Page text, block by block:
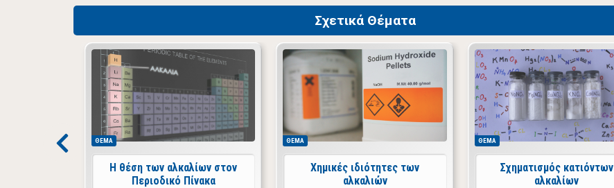
Σχετικά Θέματα
ΘΕΜΑ
H θέση των αλκαλίων στον
Περιοδικό Πίνακα
ΘΕΜΑ
Χημικές ιδιότητες των
αλκαλιών
ΘΕΜΑ
Σχηματισμός κατιόντων
αλκαλίων